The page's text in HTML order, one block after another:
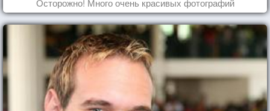
Осторожно! Много очень красивых фотографий